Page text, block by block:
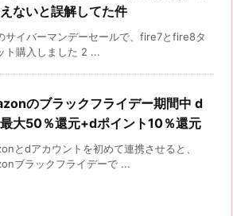
ないと誤解してた件
サイバーマンデーセールで、fire7とfire8タ
ト購入しました 2 ...
のブラックフライデー期間中 d
大50％還元+dポイント10％還元
とdアカウントを初めて連携させると、
ブラックフライデーで ...